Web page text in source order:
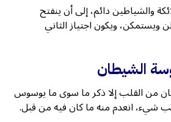
والشياطين دائم، إلى أن ينفتح
ويكون اجتياز الثاني
الشيطان
من القلب إلا ذكر ما سوى ما يوسوس
شيء، انعدم منه ما كان فيه من قبل.